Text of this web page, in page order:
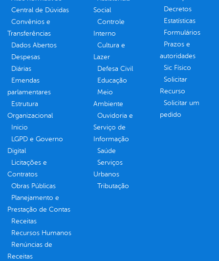
Central de Dúvidas
Convênios e
Transferências
Dados Abertos
Despesas
Diárias
Emendas
parlamentares
Estrutura
Organizacional
Inicio
LGPD e Governo
Digital
Licitações e
Contratos
Obras Públicas
Planejamento e
Prestação de Contas
Receitas
Recursos Humanos
Renúncias de
Receitas
Social
Controle
Interno
Cultura e
Lazer
Defesa Civil
Educação
Meio
Ambiente
Ouvidoria e
Serviço de
Informação
Saúde
Serviços
Urbanos
Tributação
Decretos
Estatísticas
Formulários
Prazos e
autoridades
Sic Físico
Solicitar
Recurso
Solicitar um
pedido